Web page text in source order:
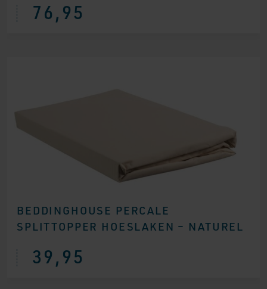
76,95
BEDDINGHOUSE PERCALE
SPLITTOPPER HOESLAKEN – NATUREL
39,95